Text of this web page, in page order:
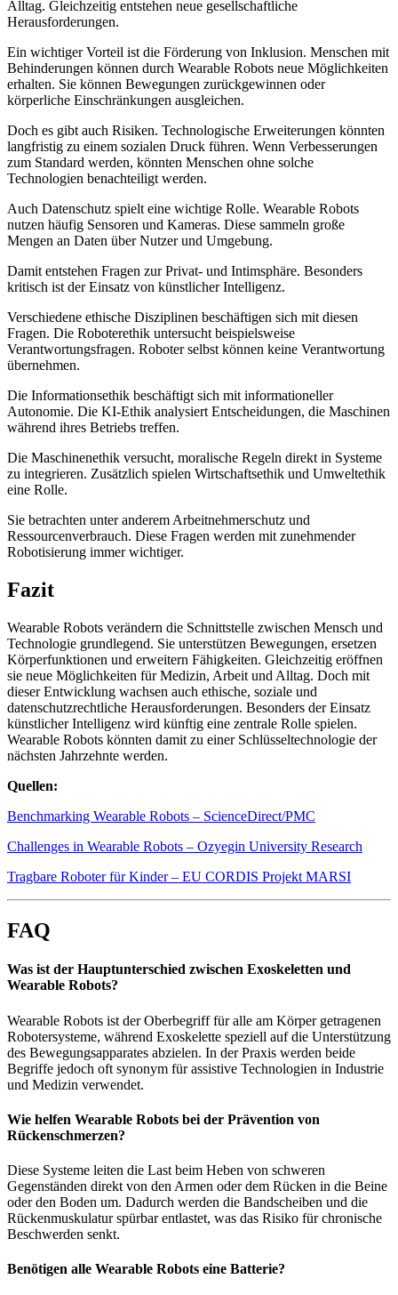
Alltag. Gleichzeitig entstehen neue gesellschaftliche
Herausforderungen.
Ein wichtiger Vorteil ist die Förderung von Inklusion. Menschen mit
Behinderungen können durch Wearable Robots neue Möglichkeiten
erhalten. Sie können Bewegungen zurückgewinnen oder
körperliche Einschränkungen ausgleichen.
Doch es gibt auch Risiken. Technologische Erweiterungen könnten
langfristig zu einem sozialen Druck führen. Wenn Verbesserungen
zum Standard werden, könnten Menschen ohne solche
Technologien benachteiligt werden.
Auch Datenschutz spielt eine wichtige Rolle. Wearable Robots
nutzen häufig Sensoren und Kameras. Diese sammeln große
Mengen an Daten über Nutzer und Umgebung.
Damit entstehen Fragen zur Privat- und Intimsphäre. Besonders
kritisch ist der Einsatz von künstlicher Intelligenz.
Verschiedene ethische Disziplinen beschäftigen sich mit diesen
Fragen. Die Roboterethik untersucht beispielsweise
Verantwortungsfragen. Roboter selbst können keine Verantwortung
übernehmen.
Die Informationsethik beschäftigt sich mit informationeller
Autonomie. Die KI-Ethik analysiert Entscheidungen, die Maschinen
während ihres Betriebs treffen.
Die Maschinenethik versucht, moralische Regeln direkt in Systeme
zu integrieren. Zusätzlich spielen Wirtschaftsethik und Umweltethik
eine Rolle.
Sie betrachten unter anderem Arbeitnehmerschutz und
Ressourcenverbrauch. Diese Fragen werden mit zunehmender
Robotisierung immer wichtiger.
Fazit
Wearable Robots verändern die Schnittstelle zwischen Mensch und
Technologie grundlegend. Sie unterstützen Bewegungen, ersetzen
Körperfunktionen und erweitern Fähigkeiten. Gleichzeitig eröffnen
sie neue Möglichkeiten für Medizin, Arbeit und Alltag. Doch mit
dieser Entwicklung wachsen auch ethische, soziale und
datenschutzrechtliche Herausforderungen. Besonders der Einsatz
künstlicher Intelligenz wird künftig eine zentrale Rolle spielen.
Wearable Robots könnten damit zu einer Schlüsseltechnologie der
nächsten Jahrzehnte werden.
Quellen:
Benchmarking Wearable Robots – ScienceDirect/PMC
Challenges in Wearable Robots – Ozyegin University Research
Tragbare Roboter für Kinder – EU CORDIS Projekt MARSI
FAQ
Was ist der Hauptunterschied zwischen Exoskeletten und
Wearable Robots?
Wearable Robots ist der Oberbegriff für alle am Körper getragenen
Robotersysteme, während Exoskelette speziell auf die Unterstützung
des Bewegungsapparates abzielen. In der Praxis werden beide
Begriffe jedoch oft synonym für assistive Technologien in Industrie
und Medizin verwendet.
Wie helfen Wearable Robots bei der Prävention von
Rückenschmerzen?
Diese Systeme leiten die Last beim Heben von schweren
Gegenständen direkt von den Armen oder dem Rücken in die Beine
oder den Boden um. Dadurch werden die Bandscheiben und die
Rückenmuskulatur spürbar entlastet, was das Risiko für chronische
Beschwerden senkt.
Benötigen alle Wearable Robots eine Batterie?